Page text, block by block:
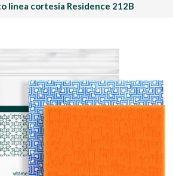
linea cortesia Residence 212B